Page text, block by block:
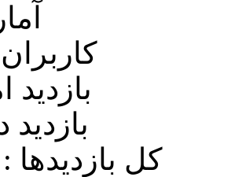
کاربران
بازدید
بازدید
کل بازدیدها : 1097351